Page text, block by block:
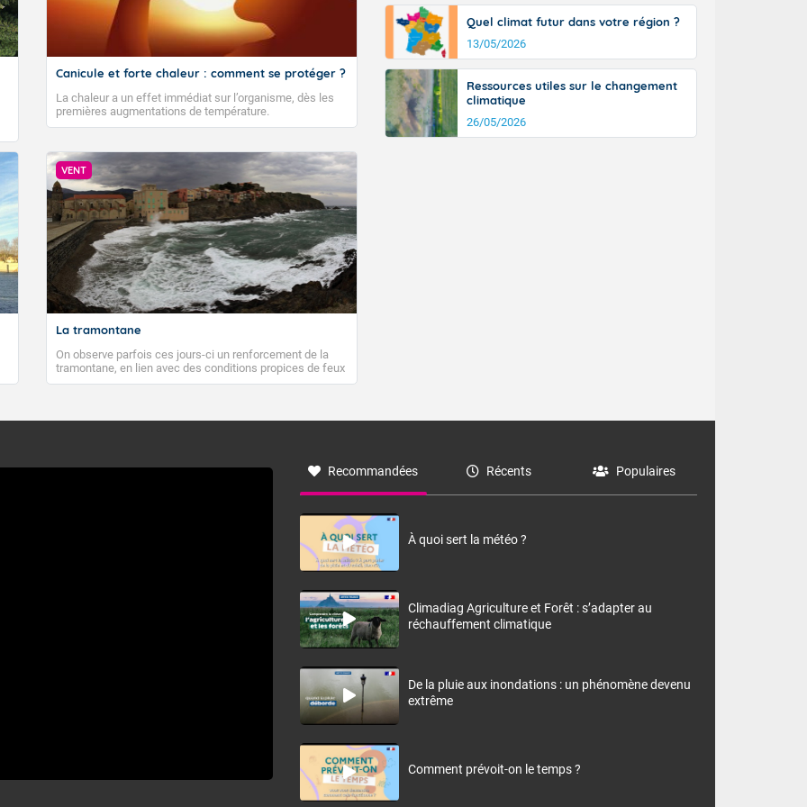
Canicule et forte chaleur : comment se protéger ?
La chaleur a un effet immédiat sur l’organisme, dès les
premières augmentations de température.
VENT
La tramontane
On observe parfois ces jours-ci un renforcement de la
tramontane, en lien avec des conditions propices de feux
de forêt. Mais qu'est-ce que la tramontane ? Quelles sont
à nord-ouest, dans un secteur qui part du Roussillon à la
monts, en allusion aux régions montagneuses d’où
Quel climat futur dans votre région ?
13/05/2026
Ressources utiles sur le changement
climatique
26/05/2026
Recommandées Récents Populaires
À quoi sert la météo ?
Climadiag Agriculture et Forêt : s’adapter au
réchauffement climatique
De la pluie aux inondations : un phénomène devenu
extrême
Comment prévoit-on le temps ?